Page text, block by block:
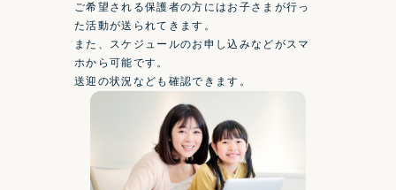
ご希望される保護者の方にはお子さまが行っ
た活動が送られてきます。
また、スケジュールのお申し込みなどがスマ
ホから可能です。
送迎の状況なども確認できます。